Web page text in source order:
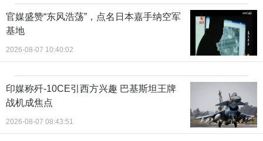
官媒盛赞“东风浩荡”，点名日本嘉手纳空军
基地
2026-08-07 10:40:02
印媒称歼-10CE引西方兴趣 巴基斯坦王牌
战机成焦点
2026-08-07 08:43:51